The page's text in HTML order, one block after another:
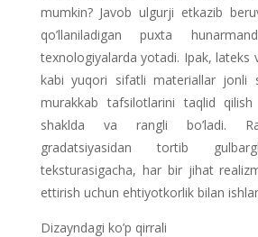
mumkin? Javob ulgurji etkazib
qo’llaniladigan puxta
texnologiyalarda yotadi. Ipak, lateks
kabi yuqori sifatli materiallar jonli
murakkab tafsilotlarini taqlid
shaklda va rangli bo’ladi.
gradatsiyasidan tortib
teksturasigacha, har bir jihat
ettirish uchun ehtiyotkorlik bilan
Dizayndagi ko’p qirrali